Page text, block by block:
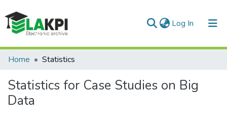
Log In (current)
Communities & Collections
All of DSpace
Home Statistics
Statistics for Case Studies on Big
Data